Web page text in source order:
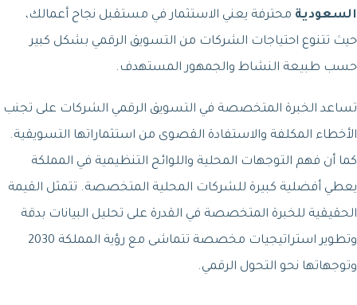
السعودية محترفة يعني الاستثمار في مستقبل نجاح أعمالك،
حيث تتنوع احتياجات الشركات من التسويق الرقمي بشكل كبير
حسب طبيعة النشاط والجمهور المستهدف.
تساعد الخبرة المتخصصة في التسويق الرقمي الشركات على تجنب
الأخطاء المكلفة والاستفادة القصوى من استثماراتها التسويقية.
كما أن فهم التوجهات المحلية واللوائح التنظيمية في المملكة
يعطي أفضلية كبيرة للشركات المحلية المتخصصة. تتمثل القيمة
الحقيقية للخبرة المتخصصة في القدرة على تحليل البيانات بدقة
وتطوير استراتيجيات مخصصة تتماشى مع رؤية المملكة 2030
وتوجهاتها نحو التحول الرقمي.